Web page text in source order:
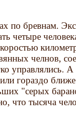
по бревнам.
четыре
челнов,
управлялись.
гораздо
"серых
что тысяча